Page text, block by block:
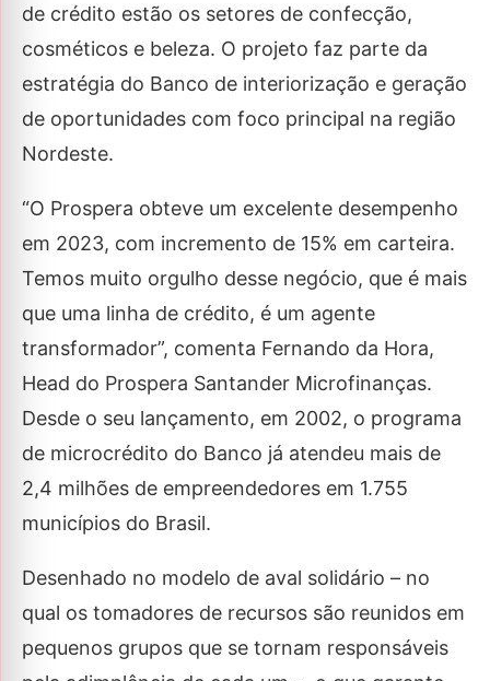
de crédito estão os setores de confecção,
cosméticos e beleza. O projeto faz parte da
estratégia do Banco de interiorização e geração
de oportunidades com foco principal na região
Nordeste.
“O Prospera obteve um excelente desempenho
em 2023, com incremento de 15% em carteira.
Temos muito orgulho desse negócio, que é mais
que uma linha de crédito, é um agente
transformador”, comenta Fernando da Hora,
Head do Prospera Santander Microfinanças.
Desde o seu lançamento, em 2002, o programa
de microcrédito do Banco já atendeu mais de
2,4 milhões de empreendedores em 1.755
municípios do Brasil.
Desenhado no modelo de aval solidário – no
qual os tomadores de recursos são reunidos em
pequenos grupos que se tornam responsáveis